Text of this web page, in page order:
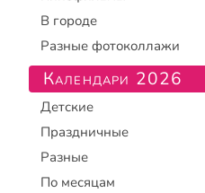
В городе
Разные фотоколлажи
Календари 2026
Детские
Праздничные
Разные
По месяцам